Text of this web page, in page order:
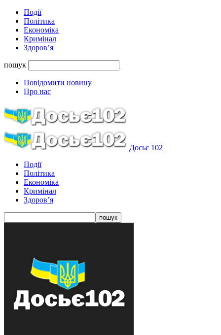
Події
Політика
Економіка
Кримінал
Здоров’я
пошук
Повідомити новину
Про нас
Досьє 102
Події
Політика
Економіка
Кримінал
Здоров’я